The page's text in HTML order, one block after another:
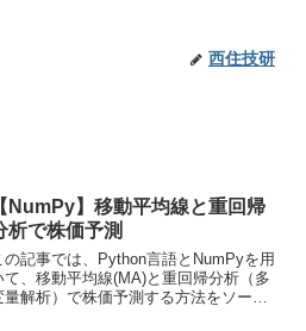
西住技研
【NumPy】移動平均線と重回帰
析で株価予測
の記事では、Python言語とNumPyを用
て、移動平均線(MA)と重回帰分析（多
量解析）で株価予測する方法をソース